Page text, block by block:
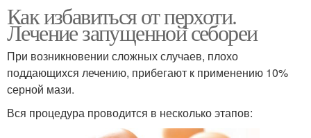
Как избавиться от перхоти.
Лечение запущенной себореи
При возникновении сложных случаев, плохо
поддающихся лечению, прибегают к применению 10%
серной мази.
Вся процедура проводится в несколько этапов: